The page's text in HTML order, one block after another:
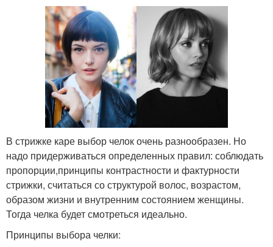
В стрижке каре выбор челок очень разнообразен. Но
надо придерживаться определенных правил: соблюдать
пропорции,принципы контрастности и фактурности
стрижки, считаться со структурой волос, возрастом,
образом жизни и внутренним состоянием женщины.
Тогда челка будет смотреться идеально.
Принципы выбора челки: